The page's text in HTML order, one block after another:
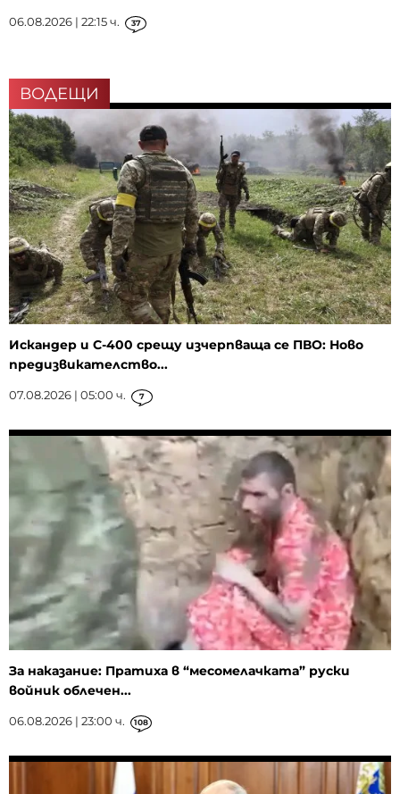
06.08.2026 | 22:15 ч. 37
ВОДЕЩИ
Искандер и С-400 срещу изчерпваща се ПВО: Ново
предизвикателство...
07.08.2026 | 05:00 ч. 7
За наказание: Пратиха в “месомелачката” руски
войник облечен...
06.08.2026 | 23:00 ч. 108